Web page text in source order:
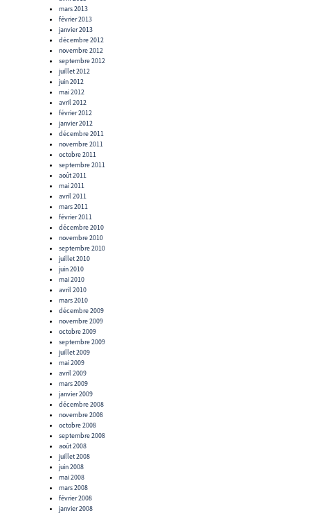
mars 2013
février 2013
janvier 2013
décembre 2012
novembre 2012
septembre 2012
juillet 2012
juin 2012
mai 2012
avril 2012
février 2012
janvier 2012
décembre 2011
novembre 2011
octobre 2011
septembre 2011
août 2011
mai 2011
avril 2011
mars 2011
février 2011
décembre 2010
novembre 2010
septembre 2010
juillet 2010
juin 2010
mai 2010
avril 2010
mars 2010
décembre 2009
novembre 2009
octobre 2009
septembre 2009
juillet 2009
mai 2009
avril 2009
mars 2009
janvier 2009
décembre 2008
novembre 2008
octobre 2008
septembre 2008
août 2008
juillet 2008
juin 2008
mai 2008
mars 2008
février 2008
janvier 2008